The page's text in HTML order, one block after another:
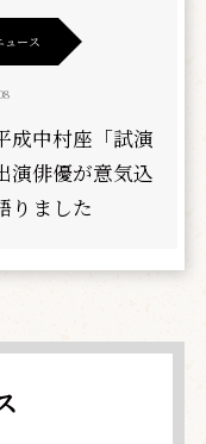
ュース
成中村座「試演
演俳優が意気込
りました